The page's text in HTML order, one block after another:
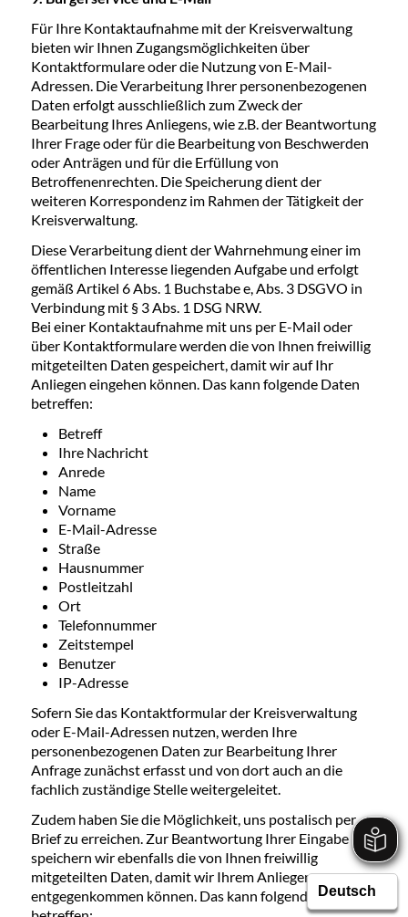
Für Ihre Kontaktaufnahme mit der Kreisverwaltung
bieten wir Ihnen Zugangsmöglichkeiten über
Kontaktformulare oder die Nutzung von E-Mail-
Adressen. Die Verarbeitung Ihrer personenbezogenen
Daten erfolgt ausschließlich zum Zweck der
Bearbeitung Ihres Anliegens, wie z.B. der Beantwortung
Ihrer Frage oder für die Bearbeitung von Beschwerden
oder Anträgen und für die Erfüllung von
Betroffenenrechten. Die Speicherung dient der
weiteren Korrespondenz im Rahmen der Tätigkeit der
Kreisverwaltung.
Diese Verarbeitung dient der Wahrnehmung einer im
öffentlichen Interesse liegenden Aufgabe und erfolgt
gemäß Artikel 6 Abs. 1 Buchstabe e, Abs. 3 DSGVO in
Verbindung mit § 3 Abs. 1 DSG NRW.
Bei einer Kontaktaufnahme mit uns per E-Mail oder
über Kontaktformulare werden die von Ihnen freiwillig
mitgeteilten Daten gespeichert, damit wir auf Ihr
Anliegen eingehen können. Das kann folgende Daten
betreffen:
Betreff
Ihre Nachricht
Anrede
Name
Vorname
E-Mail-Adresse
Straße
Hausnummer
Postleitzahl
Ort
Telefonnummer
Zeitstempel
Benutzer
IP-Adresse
Sofern Sie das Kontaktformular der Kreisverwaltung
oder E-Mail-Adressen nutzen, werden Ihre
personenbezogenen Daten zur Bearbeitung Ihrer
Anfrage zunächst erfasst und von dort auch an die
fachlich zuständige Stelle weitergeleitet.
Zudem haben Sie die Möglichkeit, uns postalisch per
Brief zu erreichen. Zur Beantwortung Ihrer Eingabe
speichern wir ebenfalls die von Ihnen freiwillig
mitgeteilten Daten, damit wir Ihrem Anliegen
entgegenkommen können. Das kann folgende Daten